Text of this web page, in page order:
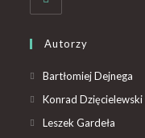
Autorzy
Bartłomiej Dejnega
Konrad Dzięcielewski
Leszek Gardeła